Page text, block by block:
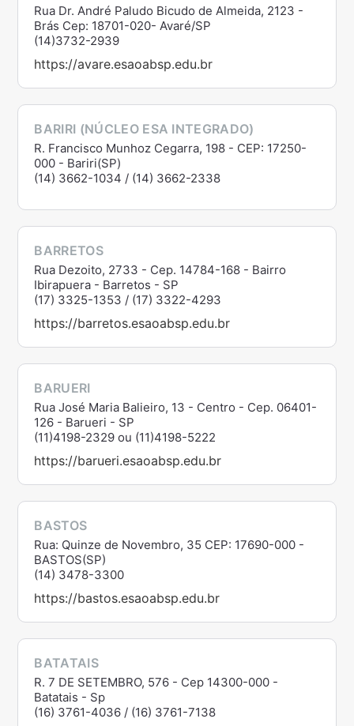
Rua Dr. André Paludo Bicudo de Almeida, 2123 -
Brás Cep: 18701-020- Avaré/SP
(14)3732-2939
https://avare.esaoabsp.edu.br
BARIRI (NÚCLEO ESA INTEGRADO)
R. Francisco Munhoz Cegarra, 198 - CEP: 17250-
000 - Bariri(SP)
(14) 3662-1034 / (14) 3662-2338
BARRETOS
Rua Dezoito, 2733 - Cep. 14784-168 - Bairro
Ibirapuera - Barretos - SP
(17) 3325-1353 / (17) 3322-4293
https://barretos.esaoabsp.edu.br
BARUERI
Rua José Maria Balieiro, 13 - Centro - Cep. 06401-
126 - Barueri - SP
(11)4198-2329 ou (11)4198-5222
https://barueri.esaoabsp.edu.br
BASTOS
Rua: Quinze de Novembro, 35 CEP: 17690-000 -
BASTOS(SP)
(14) 3478-3300
https://bastos.esaoabsp.edu.br
BATATAIS
R. 7 DE SETEMBRO, 576 - Cep 14300-000 -
Batatais - Sp
(16) 3761-4036 / (16) 3761-7138